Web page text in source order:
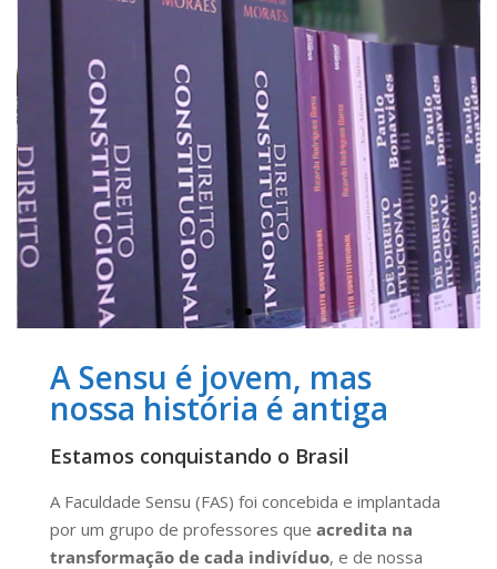
A Sensu é jovem, mas
nossa história é antiga
Estamos conquistando o Brasil
A Faculdade Sensu (FAS) foi concebida e implantada
por um grupo de professores que acredita na
transformação de cada indivíduo, e de nossa